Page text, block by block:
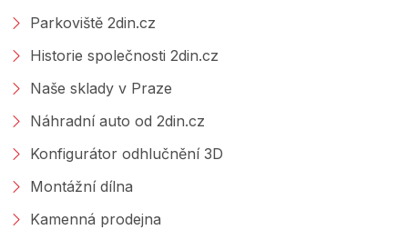
Parkoviště 2din.cz
Historie společnosti 2din.cz
Naše sklady v Praze
Náhradní auto od 2din.cz
Konfigurátor odhlučnění 3D
Montážní dílna
Kamenná prodejna